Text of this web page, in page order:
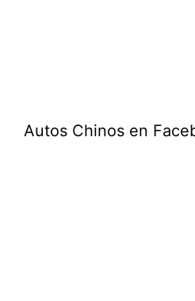
Autos Chinos en